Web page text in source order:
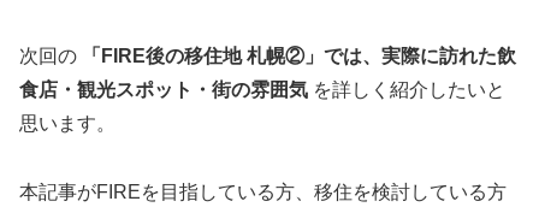
次回の
「FIRE後の移住地 札幌②」では、実際に訪れた飲
食店・観光スポット・街の雰囲気 を詳しく紹介したいと
思います。
本記事がFIREを目指している方、移住を検討している方